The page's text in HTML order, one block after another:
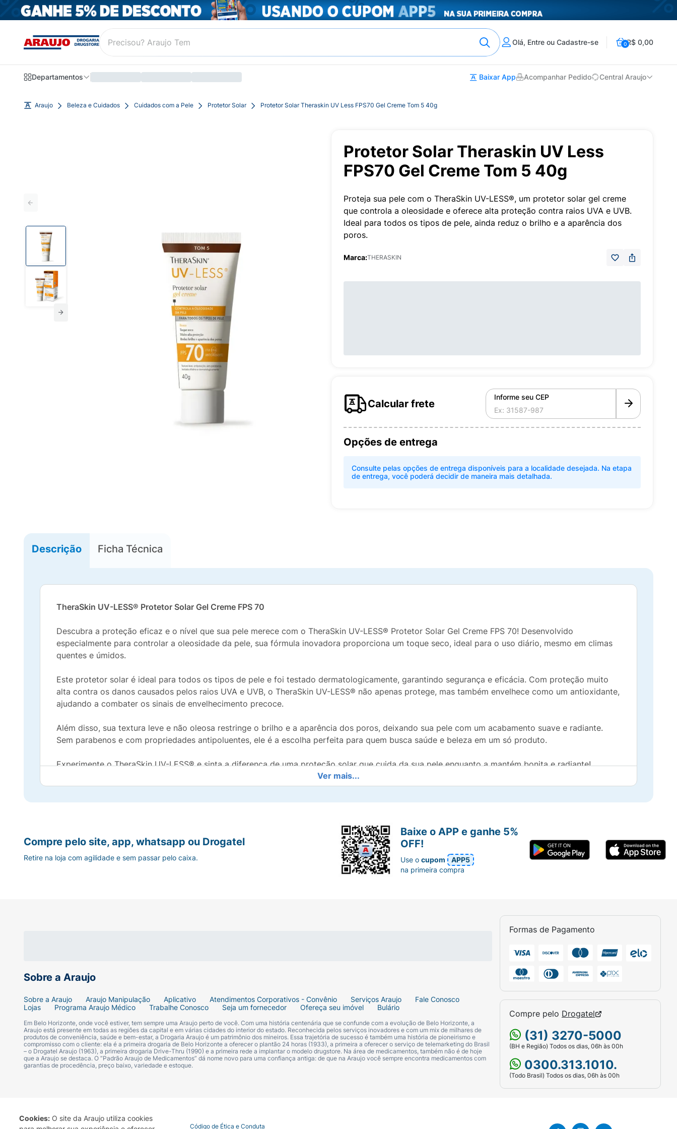
Cookies: O site da Araujo utiliza cookies
Olá, Entre ou Cadastre-se 0R$ 0,00
Departamentos Baixar App Acompanhar Pedido Central Araujo
Araujo Beleza e Cuidados Cuidados com a Pele Protetor Solar Protetor Solar Theraskin UV Less FPS70 Gel Creme Tom 5 40g
Protetor Solar Theraskin UV Less
FPS70 Gel Creme Tom 5 40g
Proteja sua pele com o TheraSkin UV-LESS®, um protetor solar gel creme
que controla a oleosidade e oferece alta proteção contra raios UVA e UVB.
Ideal para todos os tipos de pele, ainda reduz o brilho e a aparência dos
poros.
Marca:THERASKIN
Calcular frete
Informe seu CEP
Opções de entrega
Consulte pelas opções de entrega disponíveis para a localidade desejada. Na etapa
de entrega, você poderá decidir de maneira mais detalhada.
Descrição Ficha Técnica
TheraSkin UV-LESS® Protetor Solar Gel Creme FPS 70
Descubra a proteção eficaz e o nível que sua pele merece com o TheraSkin UV-LESS® Protetor Solar Gel Creme FPS 70! Desenvolvido
especialmente para controlar a oleosidade da pele, sua fórmula inovadora proporciona um toque seco, ideal para o uso diário, mesmo em climas
quentes e úmidos.
Este protetor solar é ideal para todos os tipos de pele e foi testado dermatologicamente, garantindo segurança e eficácia. Com proteção muito
alta contra os danos causados ​​pelos raios UVA e UVB, o TheraSkin UV-LESS® não apenas protege, mas também envelhece como um antioxidante,
ajudando a combater os sinais de envelhecimento precoce.
Além disso, sua textura leve e não oleosa restringe o brilho e a aparência dos poros, deixando sua pele com um acabamento suave e radiante.
Sem parabenos e com propriedades antipoluentes, ele é a escolha perfeita para quem busca saúde e beleza em um só produto.
Experimente o TheraSkin UV-LESS® e sinta a diferença de uma proteção solar que cuida da sua pele enquanto a mantém bonita e radiante!
Ver mais...
Sobre a Araujo
Sobre a Araujo Araujo Manipulação Aplicativo Atendimentos Corporativos - Convênio Serviços Araujo
Fale Conosco
Lojas
Programa Araujo Médico Trabalhe Conosco Seja um fornecedor Ofereça seu imóvel Bulário
Em Belo Horizonte, onde você estiver, tem sempre uma Araujo perto de você. Com uma história centenária que se confunde com a evolução de Belo Horizonte, a
Araujo está presente em todas as regiões da capital e em várias cidades do interior do estado. Reconhecida pelos serviços inovadores e com um mix de milhares de
produtos de conveniência, saúde e bem-estar, a Drogaria Araujo é um patrimônio dos mineiros. Essa trajetória de sucesso é também uma história de pioneirismo e
compromisso com o cliente: ela é a primeira drogaria de Belo Horizonte a oferecer o plantão 24 horas (1933), a primeira a oferecer o serviço de telemarketing do Brasil
– o Drogatel Araujo (1963), a primeira drogaria Drive-Thru (1990) e a primeira rede a implantar o modelo drugstore. Na área de medicamentos, também não é de hoje
que a Araujo se destaca. O “Padrão Araujo de Medicamentos” dá nome novo para uma confiança antiga: de que na Araujo você sempre encontra medicamentos com
garantias de procedência, preço baixo, variedade e estoque.
Formas de Pagamento
Compre pelo Drogatel
(31) 3270-5000
(BH e Região) Todos os dias, 06h às 00h
0300.313.1010.
(Todo Brasil) Todos os dias, 06h às 00h
Compre pelo site, app, whatsapp ou Drogatel
Retire na loja com agilidade e sem passar pelo caixa.
Baixe o APP e ganhe 5%
OFF!
Use ocupom
APP5
na primeira compra
Termo de Uso Portal da Privacidade Covid-19 Código de Ética e Conduta